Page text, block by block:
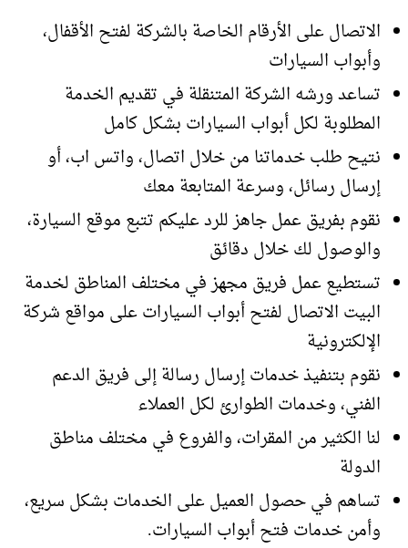
الاتصال على الأرقام الخاصة بالشركة لفتح الأقفال،
وأبواب السيارات
تساعد ورشه الشركة المتنقلة في تقديم الخدمة
المطلوبة لكل أبواب السيارات بشكل كامل
نتيح طلب خدماتنا من خلال اتصال، واتس اب، أو
إرسال رسائل، وسرعة المتابعة معك
نقوم بفريق عمل جاهز للرد عليكم تتبع موقع السيارة،
والوصول لك خلال دقائق
تستطيع عمل فريق مجهز في مختلف المناطق لخدمة
البيت الاتصال لفتح أبواب السيارات على مواقع شركة
الإلكترونية
نقوم بتنفيذ خدمات إرسال رسالة إلى فريق الدعم
الفني، وخدمات الطوارئ لكل العملاء
لنا الكثير من المقرات، والفروع في مختلف مناطق
الدولة
تساهم في حصول العميل على الخدمات بشكل سريع،
وأمن خدمات فتح أبواب السيارات.